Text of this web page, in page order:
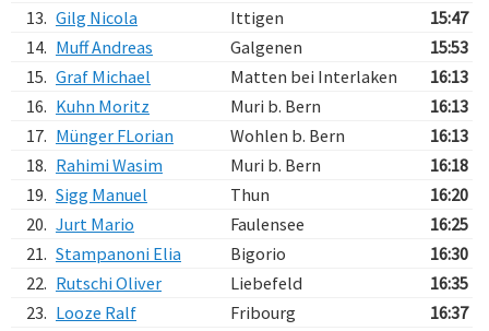
13. Gilg Nicola Ittigen
15:47
14. Muff Andreas Galgenen
15:53
15. Graf Michael Matten bei Interlaken
16:13
16. Kuhn Moritz Muri b. Bern
16:13
17. Münger FLorian Wohlen b. Bern
16:13
18. Rahimi Wasim Muri b. Bern
16:18
19. Sigg Manuel Thun
16:20
20. Jurt Mario Faulensee
16:25
21. Stampanoni Elia Bigorio
16:30
22. Rutschi Oliver Liebefeld
16:35
23. Looze Ralf Fribourg 16:37